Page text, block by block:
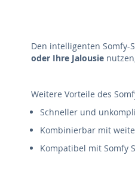
Den intelligenten Somfy-
oder Ihre Jalousie
Weitere Vorteile des
Schneller und
Kombinierbar mit
Kompatibel mit Somfy